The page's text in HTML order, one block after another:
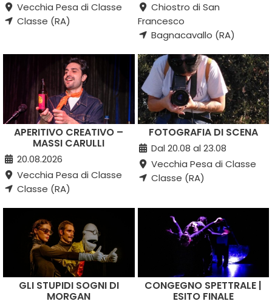
Vecchia Pesa di Classe
Classe (RA)
Chiostro di San
Francesco
Bagnacavallo (RA)
APERITIVO CREATIVO –
MASSI CARULLI
20.08.2026
Vecchia Pesa di Classe
Classe (RA)
FOTOGRAFIA DI SCENA
Dal 20.08 al 23.08
Vecchia Pesa di Classe
Classe (RA)
GLI STUPIDI SOGNI DI
MORGAN
CONGEGNO SPETTRALE |
ESITO FINALE